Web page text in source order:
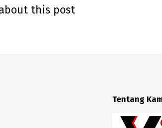
this post
Tentang